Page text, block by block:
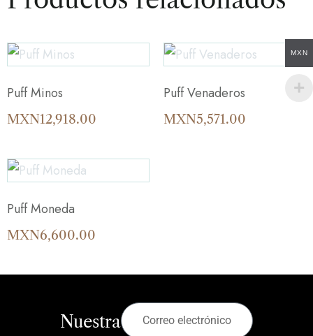
Puff Minos
MXN12,918.00
Puff Venaderos
MXN5,571.00
Puff Moneda
MXN6,600.00
Nuestra
MXN